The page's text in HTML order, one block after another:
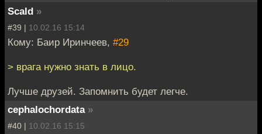
Scald »
#39 | 10.02.16 15:14
Кому: Баир Иринчеев, #29
> врага нужно знать в лицо.
Лучше друзей. Запомнить будет легче.
cephalochordata »
#40 | 10.02.16 15:15